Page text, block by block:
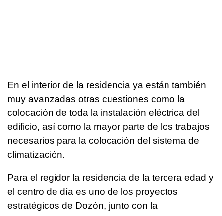
En el interior de la residencia ya están también
muy avanzadas otras cuestiones como la
colocación de toda la instalación eléctrica del
edificio, así como la mayor parte de los trabajos
necesarios para la colocación del sistema de
climatización.
Para el regidor la residencia de la tercera edad y
el centro de día es uno de los proyectos
estratégicos de Dozón, junto con la